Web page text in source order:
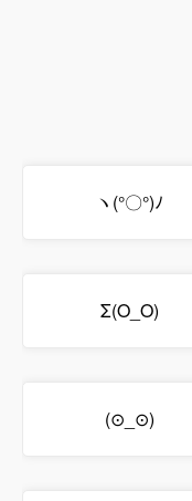
ヽ(°〇°)ﾉ
Σ(O_O)
(⊙_⊙)